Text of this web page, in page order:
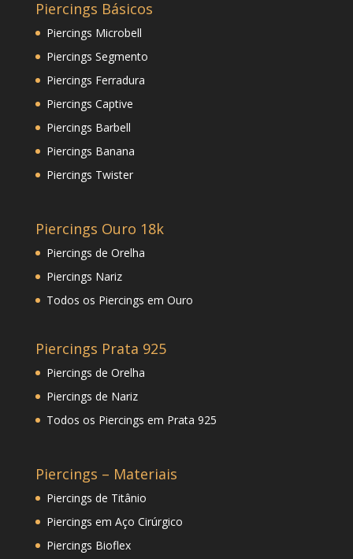
Piercings Básicos
Piercings Microbell
Piercings Segmento
Piercings Ferradura
Piercings Captive
Piercings Barbell
Piercings Banana
Piercings Twister
Piercings Ouro 18k
Piercings de Orelha
Piercings Nariz
Todos os Piercings em Ouro
Piercings Prata 925
Piercings de Orelha
Piercings de Nariz
Todos os Piercings em Prata 925
Piercings – Materiais
Piercings de Titânio
Piercings em Aço Cirúrgico
Piercings Bioflex